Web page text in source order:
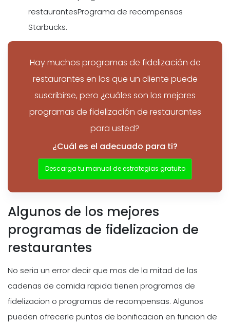
restaurantesPrograma de recompensas
Starbucks.
Hay muchos programas de fidelización de
restaurantes en los que un cliente puede
suscribirse, pero ¿cuáles son los mejores
programas de fidelización de restaurantes
para usted?
¿Cuál es el adecuado para ti?
Descarga tu manual de estrategias gratuito
Algunos de los mejores
programas de fidelizacion de
restaurantes
No seria un error decir que mas de la mitad de las
cadenas de comida rapida tienen programas de
fidelizacion o programas de recompensas. Algunos
pueden ofrecerle puntos de bonificacion en funcion de